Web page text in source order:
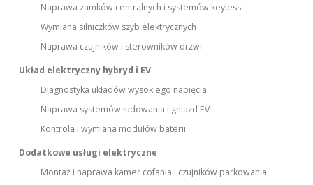
Naprawa zamków centralnych i systemów keyless
Wymiana silniczków szyb elektrycznych
Naprawa czujników i sterowników drzwi
Układ elektryczny hybryd i EV
Diagnostyka układów wysokiego napięcia
Naprawa systemów ładowania i gniazd EV
Kontrola i wymiana modułów baterii
Dodatkowe usługi elektryczne
Montaż i naprawa kamer cofania i czujników parkowania